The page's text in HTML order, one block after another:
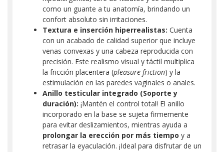
como un guante a tu anatomía, brindando un
confort absoluto sin irritaciones.
Textura e inserción hiperrealistas: Cuenta
con un acabado de calidad superior que incluye
venas convexas y una cabeza reproducida con
precisión. Este realismo visual y táctil multiplica
la fricción placentera (pleasure friction) y la
estimulación en las paredes vaginales o anales.
Anillo testicular integrado (Soporte y
duración): ¡Mantén el control total! El anillo
incorporado en la base se sujeta firmemente
para evitar deslizamientos, mientras ayuda a
prolongar la erección por más tiempo y a
retrasar la eyaculación. ¡Ideal para disfrutar de un